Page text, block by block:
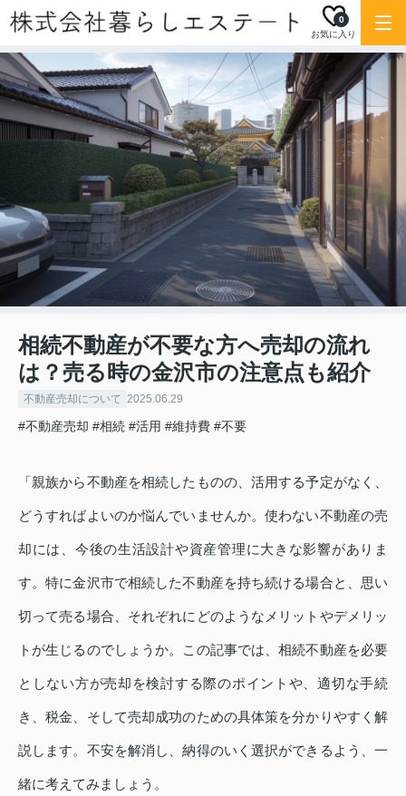
お気に入り
0
相続不動産が不要な方へ売却の流れ
は？売る時の金沢市の注意点も紹介
不動産売却について 2025.06.29
#不動産売却 #相続 #活用 #維持費 #不要
「親族から不動産を相続したものの、活用する予定がなく、
どうすればよいのか悩んでいませんか。使わない不動産の売
却には、今後の生活設計や資産管理に大きな影響がありま
す。特に金沢市で相続した不動産を持ち続ける場合と、思い
切って売る場合、それぞれにどのようなメリットやデメリッ
トが生じるのでしょうか。この記事では、相続不動産を必要
としない方が売却を検討する際のポイントや、適切な手続
き、税金、そして売却成功のための具体策を分かりやすく解
説します。不安を解消し、納得のいく選択ができるよう、一
緒に考えてみましょう。